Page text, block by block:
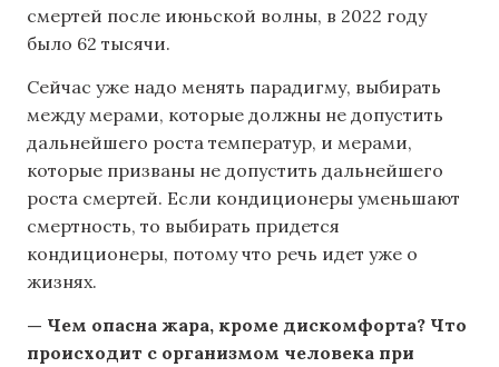
смертей после июньской волны, в 2022 году
было 62 тысячи.
Сейчас уже надо менять парадигму, выбирать
между мерами, которые должны не допустить
дальнейшего роста температур, и мерами,
которые призваны не допустить дальнейшего
роста смертей. Если кондиционеры уменьшают
смертность, то выбирать придется
кондиционеры, потому что речь идет уже о
жизнях.
— Чем опасна жара, кроме дискомфорта? Что
происходит с организмом человека при